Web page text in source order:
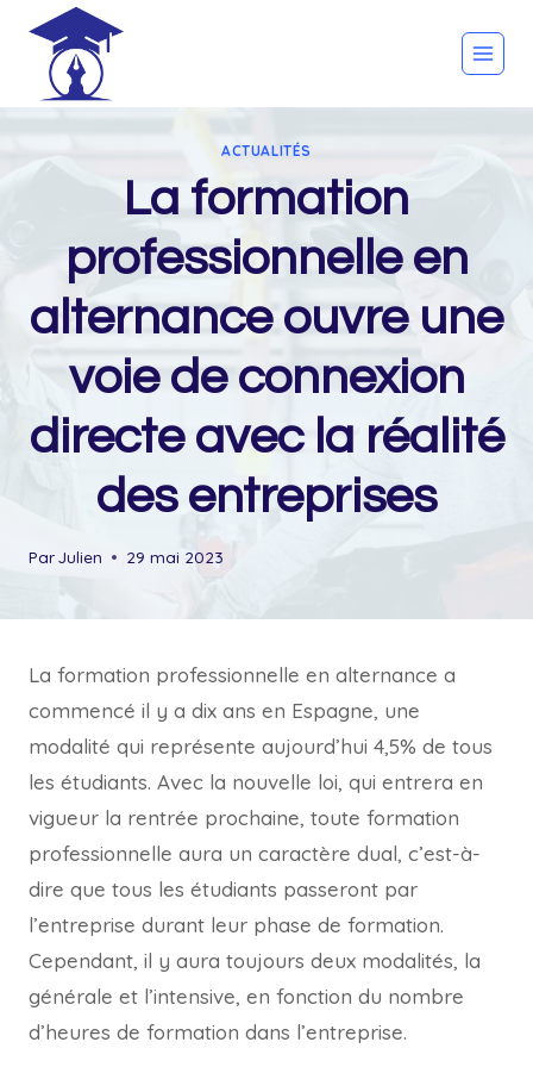
content
ACTUALITÉS
La formation
professionnelle en
alternance ouvre une
voie de connexion
directe avec la réalité
des entreprises
ParJulien 29 mai 2023
La formation professionnelle en alternance a
commencé il y a dix ans en Espagne, une
modalité qui représente aujourd’hui 4,5% de tous
les étudiants. Avec la nouvelle loi, qui entrera en
vigueur la rentrée prochaine, toute formation
professionnelle aura un caractère dual, c’est-à-
dire que tous les étudiants passeront par
l’entreprise durant leur phase de formation.
Cependant, il y aura toujours deux modalités, la
générale et l’intensive, en fonction du nombre
d’heures de formation dans l’entreprise.